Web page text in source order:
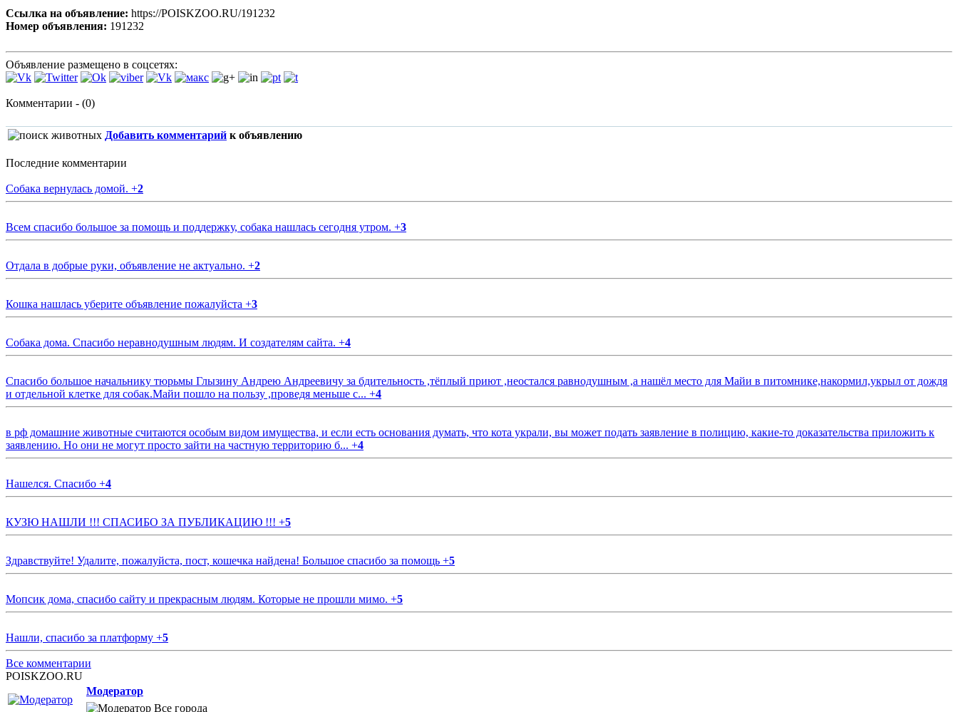
Ссылка на объявление: https://POISKZOO.RU/191232
Номер объявления: 191232
Объявление размещено в соцсетях:
Комментарии - (0)
Добавить комментарий к объявлению
Последние комментарии
Собака вернулась домой. +2
Всем спасибо большое за помощь и поддержку, собака нашлась сегодня утром. +3
Отдала в добрые руки, объявление не актуально. +2
Кошка нашлась уберите объявление пожалуйста +3
Собака дома. Спасибо неравнодушным людям. И создателям сайта. +4
Спасибо большое начальнику тюрьмы Глызину Андрею Андреевичу за бдительность ,тёплый приют ,неостался равнодушным ,а нашёл место для Майи в питомнике,накормил,укрыл от дождя
и отдельной клетке для собак.Майи пошло на пользу ,проведя меньше с... +4
в рф домашние животные считаются особым видом имущества, и если есть основания думать, что кота украли, вы может подать заявление в полицию, какие-то доказательства приложить к
заявлению. Но они не могут просто зайти на частную территорию б... +4
Нашелся. Спасибо +4
КУЗЮ НАШЛИ !!! СПАСИБО ЗА ПУБЛИКАЦИЮ !!! +5
Здравствуйте! Удалите, пожалуйста, пост, кошечка найдена! Большое спасибо за помощь +5
Мопсик дома, спасибо сайту и прекрасным людям. Которые не прошли мимо. +5
Нашли, спасибо за платформу +5
Все комментарии
POISKZOO.RU
Модератор
Все города